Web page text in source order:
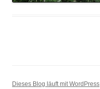
Dieses Blog läuft mit WordPress